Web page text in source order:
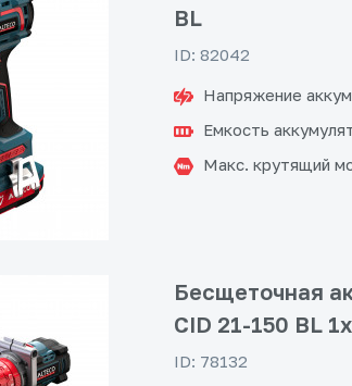
BL
ID: 82042
Напряжение
Емкость
Макс. крутящий
Бесщеточная
CID 21-150 BL
ID: 78132